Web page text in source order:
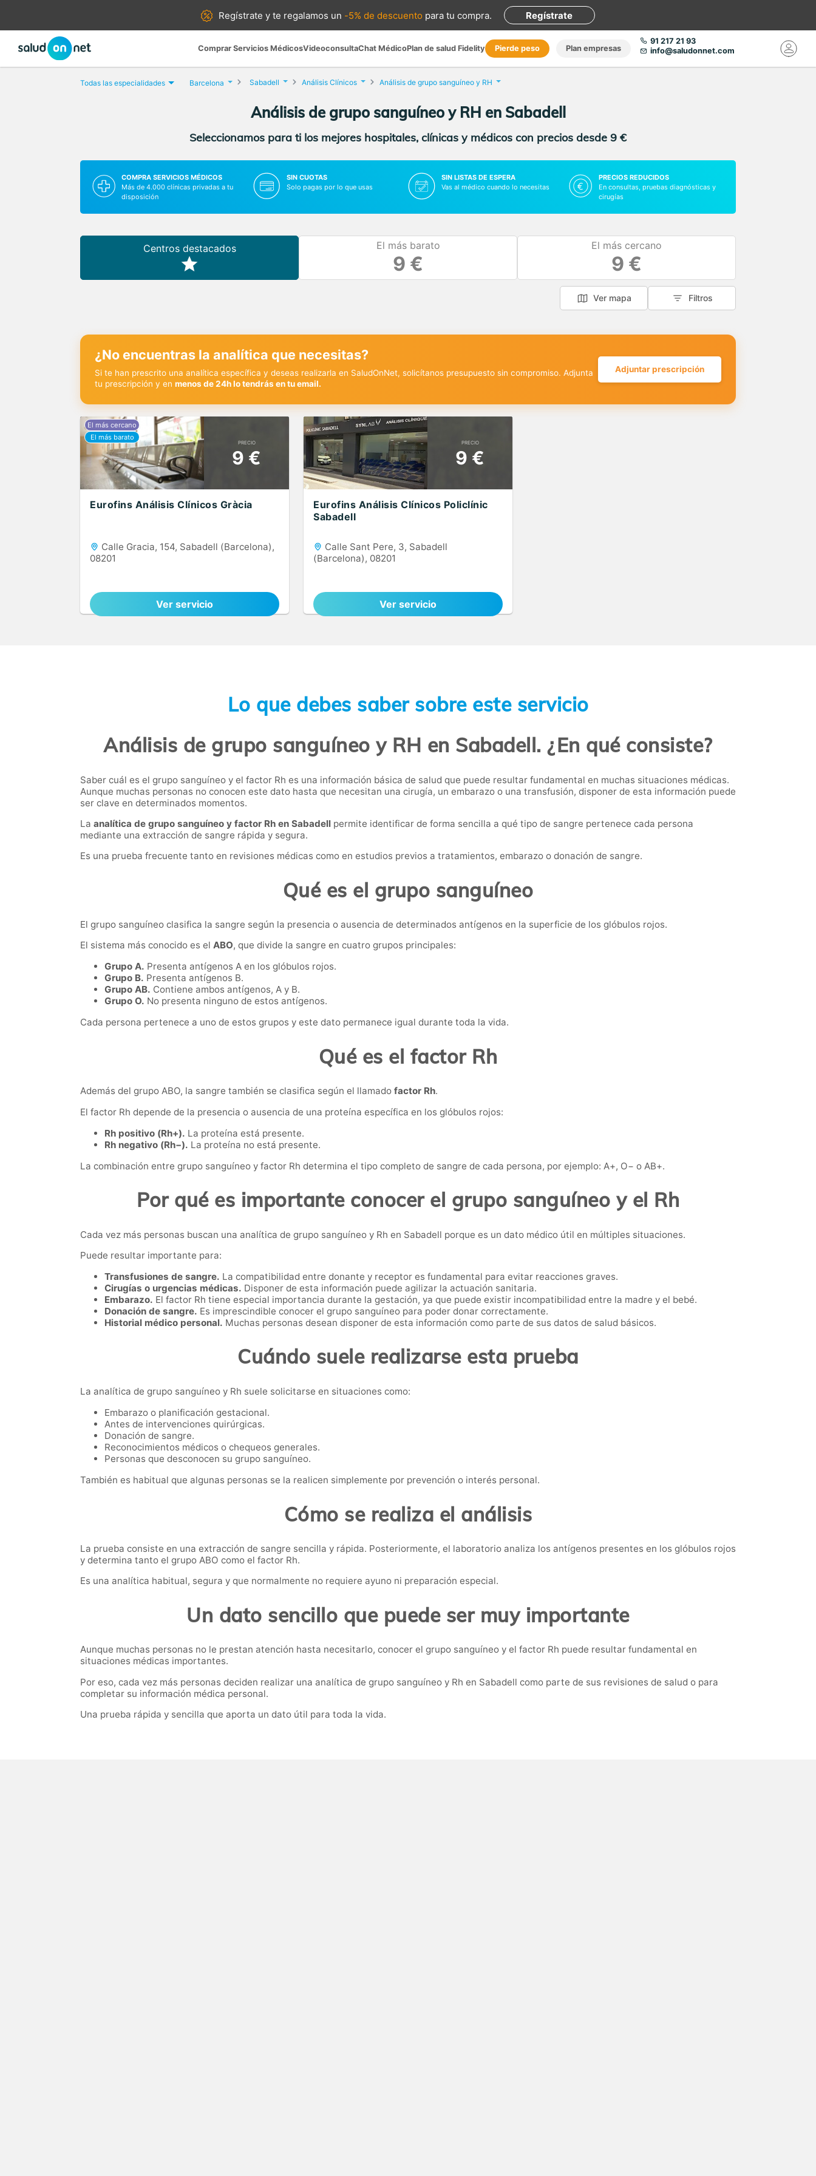
Regístrate yte regalamos un -5% de descuento para tu compra. Regístrate
Comprar Servicios MédicosVideoconsultaChat MédicoPlan de salud Fidelity Pierde peso Plan empresas
91 217 21 93
info@saludonnet.com
Todas las especialidades Barcelona Sabadell Análisis Clínicos Análisis de grupo sanguíneo y RH
Análisis de grupo sanguíneo y RH en Sabadell
Seleccionamos para ti los mejores hospitales, clínicas y médicos con precios desde 9 €
COMPRA SERVICIOS MÉDICOS
Más de 4.000 clínicas privadas a tu
disposición
SIN CUOTAS
Solo pagas por lo que usas
SIN LISTAS DE ESPERA
Vas al médico cuando lo necesitas
PRECIOS REDUCIDOS
En consultas, pruebas diagnósticas y
cirugías
Centros destacados El más barato
9 €
El más cercano
9 €
Ver mapa Filtros
¿No encuentras la analítica que necesitas?
Si te han prescrito una analítica específica y deseas realizarla en SaludOnNet, solicítanos presupuesto sin compromiso. Adjunta
tu prescripción y en menos de 24h lo tendrás en tu email.
Adjuntar prescripción
PRECIO
9 €
Eurofins Análisis Clínicos Gràcia
Calle Gracia, 154, Sabadell (Barcelona),
08201
Ver servicio
PRECIO
9 €
Eurofins Análisis Clínicos Policlínic
Sabadell
Calle Sant Pere, 3, Sabadell
(Barcelona), 08201
Ver servicio
Lo que debes saber sobre este servicio
Análisis de grupo sanguíneo y RH en Sabadell. ¿En qué consiste?
Saber cuál es el grupo sanguíneo y el factor Rh es una información básica de salud que puede resultar fundamental en muchas situaciones médicas.
Aunque muchas personas no conocen este dato hasta que necesitan una cirugía, un embarazo o una transfusión, disponer de esta información puede
ser clave en determinados momentos.
La analítica de grupo sanguíneo y factor Rh en Sabadell permite identificar de forma sencilla a qué tipo de sangre pertenece cada persona
mediante una extracción de sangre rápida y segura.
Es una prueba frecuente tanto en revisiones médicas como en estudios previos a tratamientos, embarazo o donación de sangre.
Qué es el grupo sanguíneo
El grupo sanguíneo clasifica la sangre según la presencia o ausencia de determinados antígenos en la superficie de los glóbulos rojos.
El sistema más conocido es el ABO, que divide la sangre en cuatro grupos principales:
Grupo A. Presenta antígenos A en los glóbulos rojos.
Grupo B. Presenta antígenos B.
Grupo AB. Contiene ambos antígenos, A y B.
Grupo O. No presenta ninguno de estos antígenos.
Cada persona pertenece a uno de estos grupos y este dato permanece igual durante toda la vida.
Qué es el factor Rh
Además del grupo ABO, la sangre también se clasifica según el llamado factor Rh.
El factor Rh depende de la presencia o ausencia de una proteína específica en los glóbulos rojos:
Rh positivo (Rh+). La proteína está presente.
Rh negativo (Rh−). La proteína no está presente.
La combinación entre grupo sanguíneo y factor Rh determina el tipo completo de sangre de cada persona, por ejemplo: A+, O− o AB+.
Por qué es importante conocer el grupo sanguíneo y el Rh
Cada vez más personas buscan una analítica de grupo sanguíneo y Rh en Sabadell porque es un dato médico útil en múltiples situaciones.
Puede resultar importante para:
Transfusiones de sangre. La compatibilidad entre donante y receptor es fundamental para evitar reacciones graves.
Cirugías o urgencias médicas. Disponer de esta información puede agilizar la actuación sanitaria.
Embarazo. El factor Rh tiene especial importancia durante la gestación, ya que puede existir incompatibilidad entre la madre y el bebé.
Donación de sangre. Es imprescindible conocer el grupo sanguíneo para poder donar correctamente.
Historial médico personal. Muchas personas desean disponer de esta información como parte de sus datos de salud básicos.
Cuándo suele realizarse esta prueba
La analítica de grupo sanguíneo y Rh suele solicitarse en situaciones como:
Embarazo o planificación gestacional.
Antes de intervenciones quirúrgicas.
Donación de sangre.
Reconocimientos médicos o chequeos generales.
Personas que desconocen su grupo sanguíneo.
También es habitual que algunas personas se la realicen simplemente por prevención o interés personal.
Cómo se realiza el análisis
La prueba consiste en una extracción de sangre sencilla y rápida. Posteriormente, el laboratorio analiza los antígenos presentes en los glóbulos rojos
y determina tanto el grupo ABO como el factor Rh.
Es una analítica habitual, segura y que normalmente no requiere ayuno ni preparación especial.
Un dato sencillo que puede ser muy importante
Aunque muchas personas no le prestan atención hasta necesitarlo, conocer el grupo sanguíneo y el factor Rh puede resultar fundamental en
situaciones médicas importantes.
Por eso, cada vez más personas deciden realizar una analítica de grupo sanguíneo y Rh en Sabadell como parte de sus revisiones de salud o para
completar su información médica personal.
Una prueba rápida y sencilla que aporta un dato útil para toda la vida.